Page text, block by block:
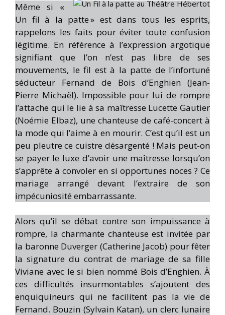
Même si «
Un fil à la patte » est dans tous les esprits,
rappelons les faits pour éviter toute confusion
légitime. En référence à l’expression argotique
signifiant que l’on n’est pas libre de ses
mouvements, le fil est à la patte de l’infortuné
séducteur Fernand de Bois d’Enghien (Jean-
Pierre Michaël). Impossible pour lui de rompre
l’attache qui le lie à sa maîtresse Lucette Gautier
(Noémie Elbaz), une chanteuse de café-concert à
la mode qui l’aime à en mourir. C’est qu’il est un
peu pleutre ce cuistre désargenté ! Mais peut-on
se payer le luxe d’avoir une maîtresse lorsqu’on
s’apprête à convoler en si opportunes noces ? Ce
mariage arrangé devant l’extraire de son
impécuniosité embarrassante.
Alors qu’il se débat contre son impuissance à
rompre, la charmante chanteuse est invitée par
la baronne Duverger (Catherine Jacob) pour fêter
la signature du contrat de mariage de sa fille
Viviane avec le si bien nommé Bois d’Enghien. À
ces difficultés insurmontables s’ajoutent des
enquiquineurs qui ne facilitent pas la vie de
Fernand. Bouzin (Sylvain Katan), un clerc lunaire